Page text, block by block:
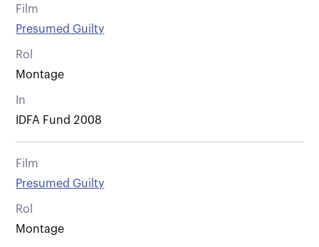
Film
Presumed Guilty
Rol
Montage
In
IDFA Fund 2008
Film
Presumed Guilty
Rol
Montage